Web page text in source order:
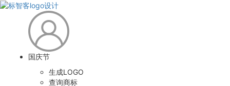
国庆节
生成LOGO
查询商标